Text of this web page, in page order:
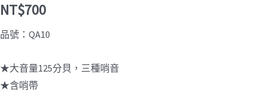
NT$700
品號：QA10
★大音量125分貝，三種哨音
★含哨帶